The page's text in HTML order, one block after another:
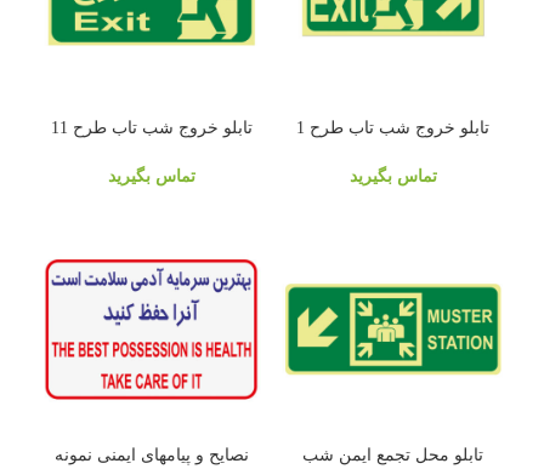
تابلو خروج شب تاب طرح 1
تماس بگیرید
تابلو خروج شب تاب طرح 11
تماس بگیرید
تابلو محل تجمع ایمن شب
نصایح و پیامهای ایمنی نمونه